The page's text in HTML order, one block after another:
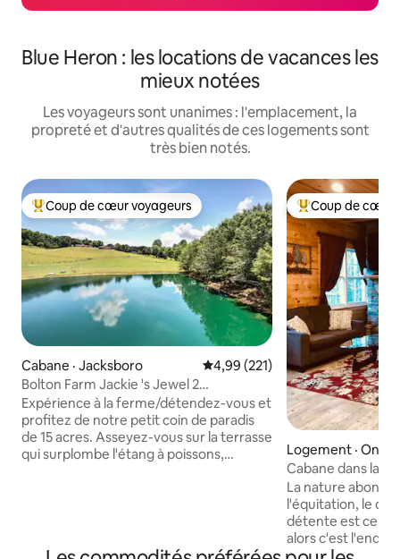
Blue Heron : les locations de vacances les
mieux notées
Les voyageurs sont unanimes : l'emplacement, la
propreté et d'autres qualités de ces logements sont
très bien notés.
Coup de cœur voyageurs parmi les plus aimés
Coup de cœur voyageurs
Cabane · Jacksboro Note moyenne de 4,99 sur 5,
4,99 (221)
Bolton Farm Jackie 's Jewel 2
chambres/1 salle de bain
Expérience à la ferme/détendez-vous et
profitez de notre petit coin de paradis
de 15 acres. Asseyez-vous sur la terrasse
qui surplombe l'étang à poissons,
Coup de cœur
Coup de cœur
Logement ·
Cabane dans la
Days
La nature
l'équitation, le
détente est ce
alors c'est l'endroit
propriété fait 24